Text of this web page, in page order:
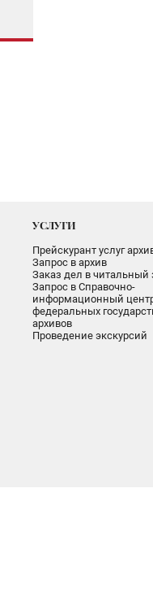
УСЛУГИ
Прейскурант услуг
Запрос в архив
Заказ дел в читальный
Запрос в Справочно-
информационный
федеральных
архивов
Проведение экскурсий